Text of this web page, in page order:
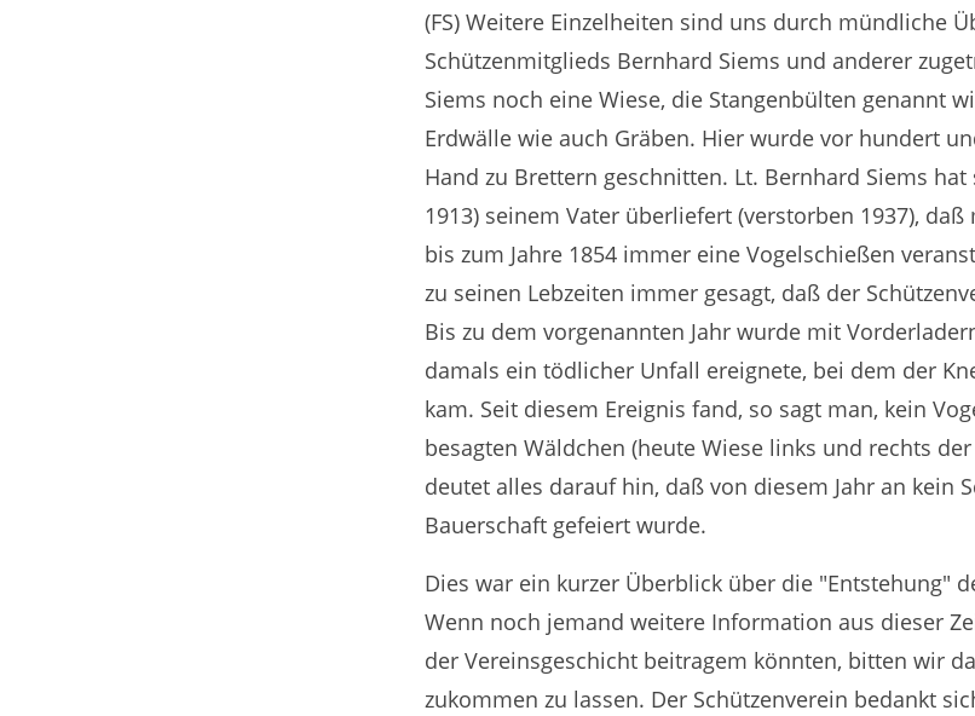
(FS) Weitere Einzelheiten sind uns durch mündliche
Schützenmitglieds Bernhard Siems und anderer
Siems noch eine Wiese, die Stangenbülten genannt
Erdwälle wie auch Gräben. Hier wurde vor hundert
Hand zu Brettern geschnitten. Lt. Bernhard Siems
1913) seinem Vater überliefert (verstorben 1937),
bis zum Jahre 1854 immer eine Vogelschießen
zu seinen Lebzeiten immer gesagt, daß der
Bis zu dem vorgenannten Jahr wurde mit
damals ein tödlicher Unfall ereignete, bei dem der
kam. Seit diesem Ereignis fand, so sagt man, kein
besagten Wäldchen (heute Wiese links und rechts
deutet alles darauf hin, daß von diesem Jahr an kein
Bauerschaft gefeiert wurde.
Dies war ein kurzer Überblick über die "Entstehung"
Wenn noch jemand weitere Information aus dieser
der Vereinsgeschicht beitragem könnten, bitten wir
zukommen zu lassen. Der Schützenverein bedankt